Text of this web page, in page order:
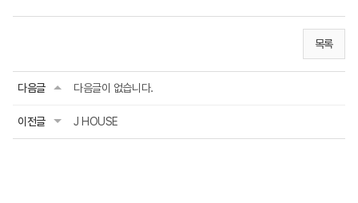
목록
다음글 다음글이 없습니다.
이전글 J HOUSE